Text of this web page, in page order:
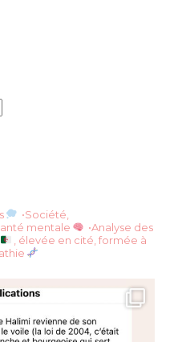
•Société,
mentale
•Analyse des
, élevée en cité, formée à